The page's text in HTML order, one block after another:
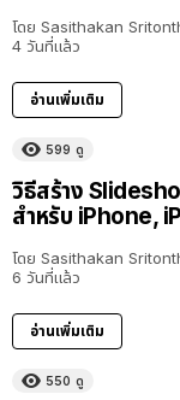
โดย Sasithakan
4 วันที่แล้ว
อ่านเพิ่มเติม
599 ดู
วิธีสร้าง
สำหรับ iPhone,
โดย Sasithakan
6 วันที่แล้ว
อ่านเพิ่มเติม
550 ดู